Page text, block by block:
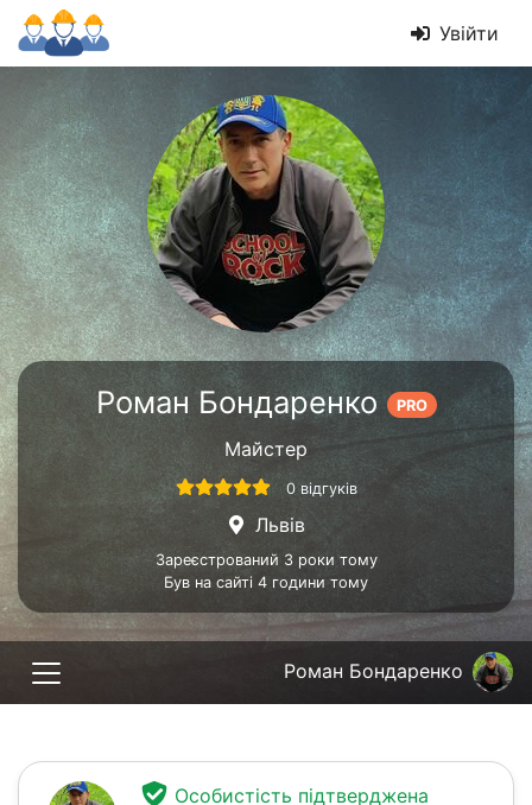
Увійти
Роман Бондаренко PRO
Майстер
0 відгуків
Львів
Зареєстрований 3 роки тому
Був на сайті 4 години тому
Роман Бондаренко
Особистість підтверджена